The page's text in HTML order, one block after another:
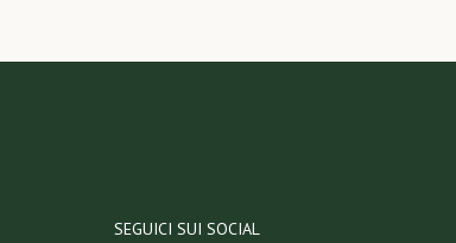
SEGUICI SUI SOCIAL